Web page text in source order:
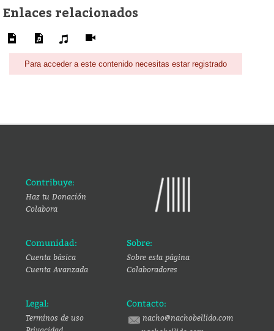
Enlaces relacionados
Para acceder a este contenido necesitas estar registrado
Contribuye:
Haz tu Donación
Colabora
Comunidad:
Cuenta básica
Cuenta Avanzada
Sobre:
Sobre esta página
Colaboradores
Legal:
Terminos de uso
Contacto:
nacho@nachobellido.com